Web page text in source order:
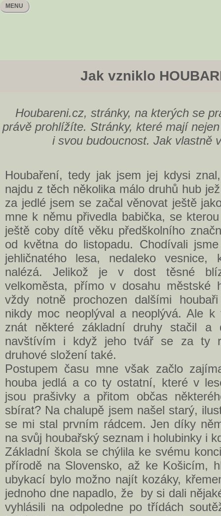
MENU
Jak vzniklo
Houbareni.cz, stránky, na kterých se
právě prohlížíte. Stránky, které mají
i svou budoucnost. Jak vlastně
Houbaření, tedy jak jsem jej kdysi
najdu z těch několika málo druhů hub
za jedlé jsem se začal věnovat ještě
mne k němu přivedla babička, se
ještě coby dítě věku předškolního
od května do listopadu. Chodívali
jehličnatého lesa, nedaleko
nalézá. Jelikož je v dost těsné
velkoměsta, přímo v dosahu městské
vždy notně prochozen dalšími
nikdy moc neoplýval a neoplývá. Ale
znát některé základní druhy stačil a
navštívím i když jeho tvář se za ty
druhové složení také.
Postupem času mne však začlo
houba jedlá a co ty ostatní, které v
jsou prašivky a přitom občas
sbírat? Na chalupě jsem našel starý,
se mi stal prvním rádcem. Jen díky
na svůj houbařský seznam i holubinky i
Základní škola se chýlila ke svému
přírodě na Slovensko, až ke Košicím,
ubykací bylo možno najít kozáky,
jednoho dne napadlo, že by si dali
vyhlásili na odpoledne po třídách